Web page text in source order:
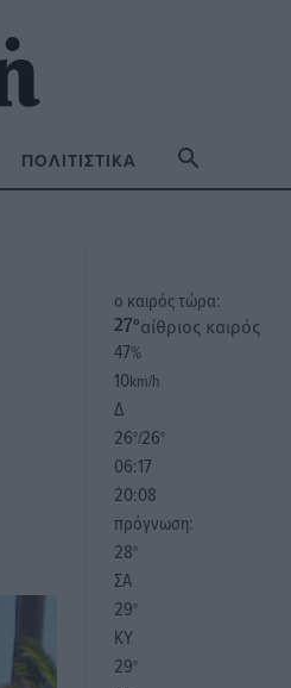
ΠΟΛΙΤΙΣΤΙΚΆ
o καιρός τώρα:
27°αίθριος καιρός
47%
10km/h
Δ
26°/26°
06:17
20:08
πρόγνωση:
28°
ΣΑ
29°
ΚΥ
29°